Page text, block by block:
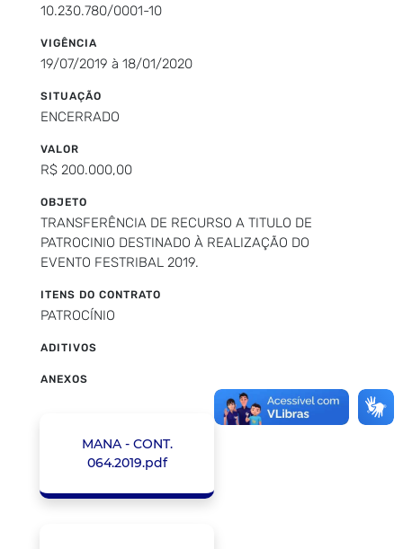
10.230.780/0001-10
VIGÊNCIA
19/07/2019 à 18/01/2020
SITUAÇÃO
ENCERRADO
VALOR
R$ 200.000,00
OBJETO
TRANSFERÊNCIA DE RECURSO A TITULO DE
PATROCINIO DESTINADO À REALIZAÇÃO DO
EVENTO FESTRIBAL 2019.
ITENS DO CONTRATO
PATROCÍNIO
ADITIVOS
ANEXOS
MANA - CONT.
064.2019.pdf